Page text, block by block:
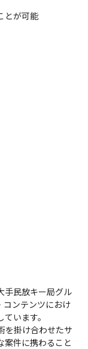
とが可能
手民放キー局グル
コンテンツにおけ
います。
を掛け合わせたサ
案件に携わること